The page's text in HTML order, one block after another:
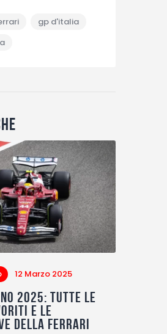
gp d'italia
12 Marzo 2025
2025: tutte le
e le
della Ferrari